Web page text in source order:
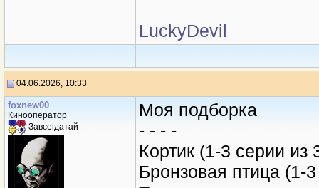
LuckyDevil
04.06.2026, 10:33
foxnew00
Кинооператор
Завсегдатай
Моя подборка
- - - -
Кортик (1-3 серии из
Бронзовая птица (1-